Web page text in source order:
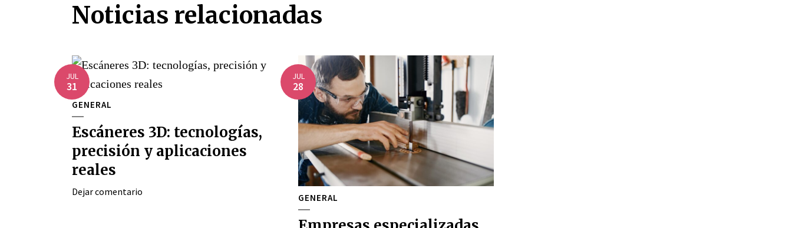
Noticias relacionadas
JUL
31
GENERAL
Escáneres 3D: tecnologías,
precisión y aplicaciones
reales
Dejar comentario
JUL
28
GENERAL